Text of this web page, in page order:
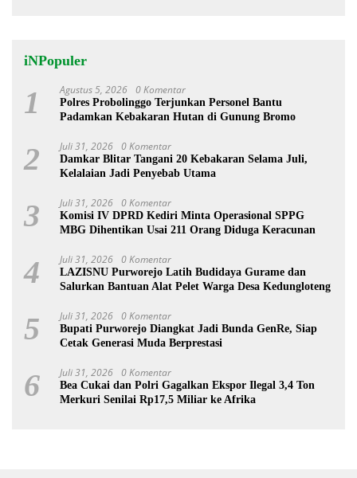
iNPopuler
1 Agustus 5, 2026 0 Komentar
Polres Probolinggo Terjunkan Personel Bantu
Padamkan Kebakaran Hutan di Gunung Bromo
2 Juli 31, 2026 0 Komentar
Damkar Blitar Tangani 20 Kebakaran Selama Juli,
Kelalaian Jadi Penyebab Utama
3 Juli 31, 2026 0 Komentar
Komisi IV DPRD Kediri Minta Operasional SPPG
MBG Dihentikan Usai 211 Orang Diduga Keracunan
4 Juli 31, 2026 0 Komentar
LAZISNU Purworejo Latih Budidaya Gurame dan
Salurkan Bantuan Alat Pelet Warga Desa Kedungloteng
5 Juli 31, 2026 0 Komentar
Bupati Purworejo Diangkat Jadi Bunda GenRe, Siap
Cetak Generasi Muda Berprestasi
6 Juli 31, 2026 0 Komentar
Bea Cukai dan Polri Gagalkan Ekspor Ilegal 3,4 Ton
Merkuri Senilai Rp17,5 Miliar ke Afrika